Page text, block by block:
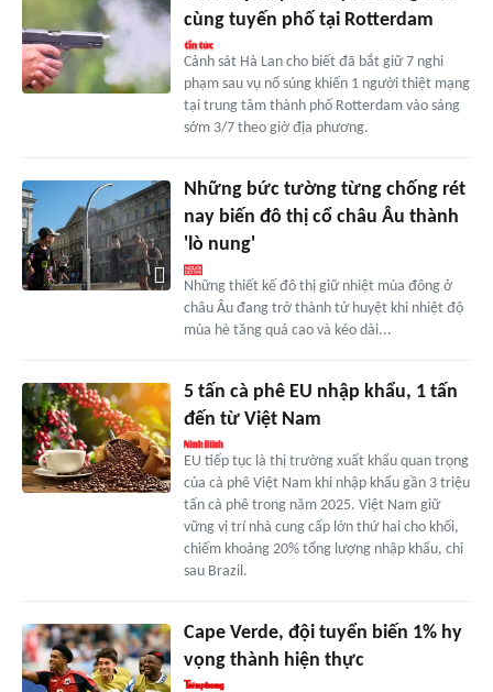
cùng tuyến phố tại Rotterdam
Cảnh sát Hà Lan cho biết đã bắt giữ 7 nghi
phạm sau vụ nổ súng khiến 1 người thiệt mạng
tại trung tâm thành phố Rotterdam vào sáng
sớm 3/7 theo giờ địa phương.
Những bức tường từng chống rét
nay biến đô thị cổ châu Âu thành
'lò nung'
Những thiết kế đô thị giữ nhiệt mùa đông ở
châu Âu đang trở thành tử huyệt khi nhiệt độ
mùa hè tăng quá cao và kéo dài...
5 tấn cà phê EU nhập khẩu, 1 tấn
đến từ Việt Nam
EU tiếp tục là thị trường xuất khẩu quan trọng
của cà phê Việt Nam khi nhập khẩu gần 3 triệu
tấn cà phê trong năm 2025. Việt Nam giữ
vững vị trí nhà cung cấp lớn thứ hai cho khối,
chiếm khoảng 20% tổng lượng nhập khẩu, chỉ
sau Brazil.
Cape Verde, đội tuyển biến 1% hy
vọng thành hiện thực